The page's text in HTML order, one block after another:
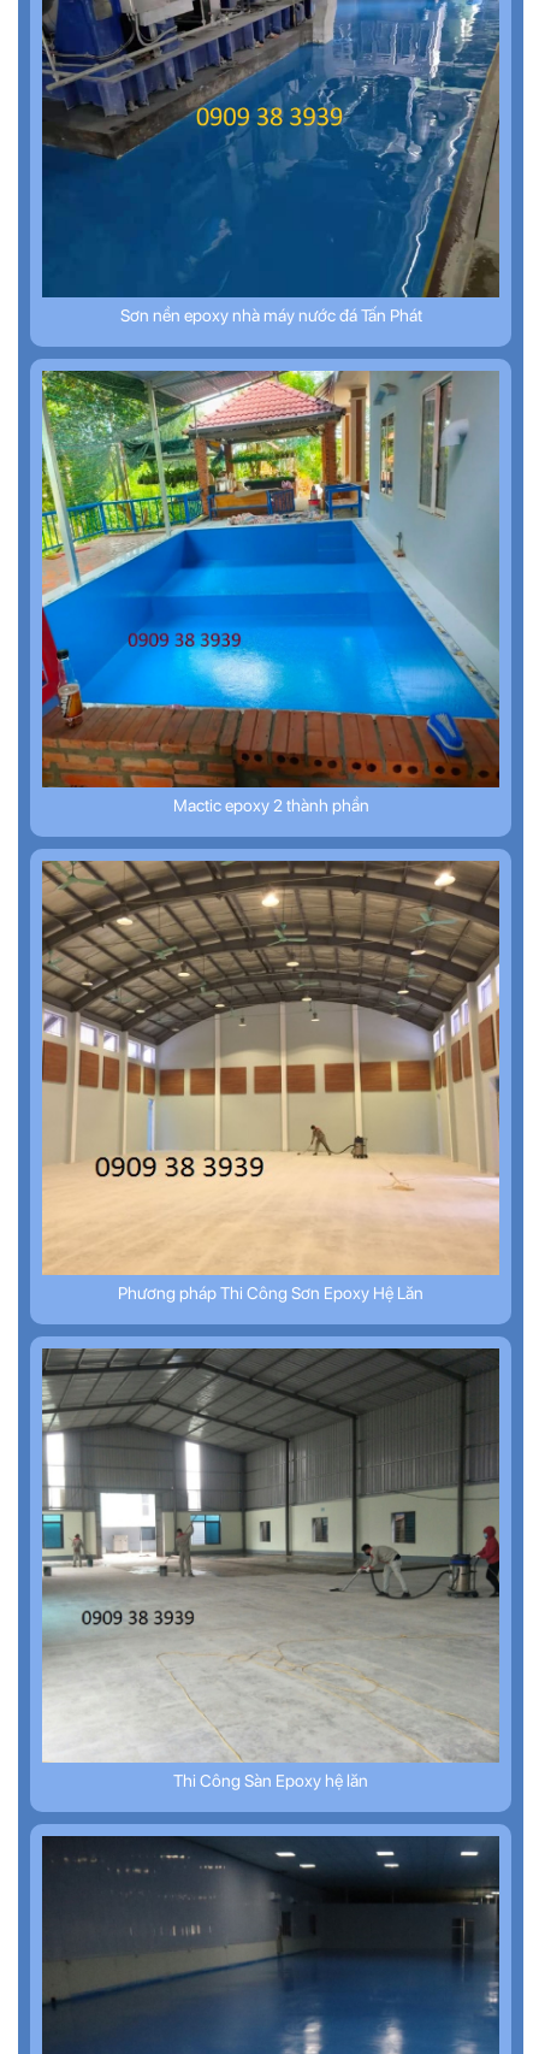
Sơn nền epoxy nhà máy nước đá Tấn Phát
Mactic epoxy 2 thành phần
Phương pháp Thi Công Sơn Epoxy Hệ Lăn
Thi Công Sàn Epoxy hệ lăn